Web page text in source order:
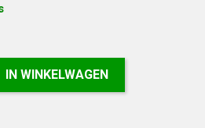
IN WINKELWAGEN